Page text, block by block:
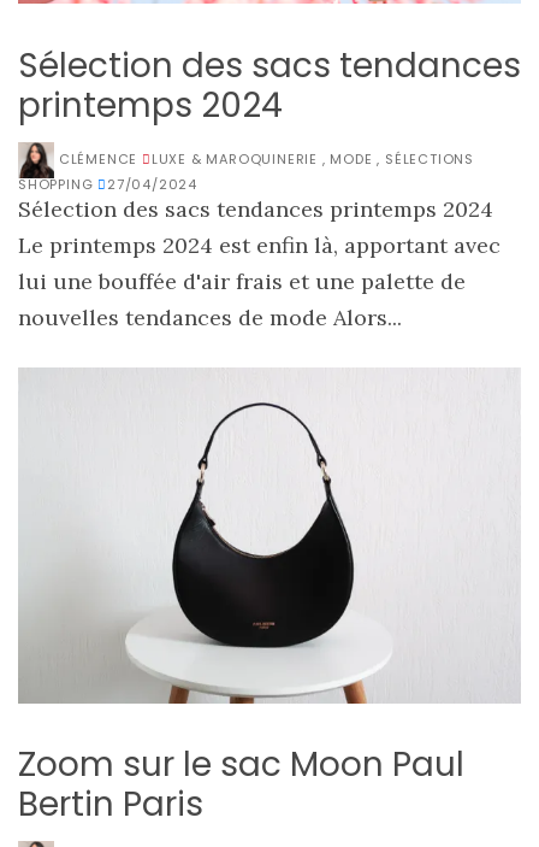
Sélection des sacs tendances
printemps 2024
CLÉMENCE LUXE & MAROQUINERIE , MODE , SÉLECTIONS
SHOPPING
27/04/2024
Sélection des sacs tendances printemps 2024
Le printemps 2024 est enfin là, apportant avec
lui une bouffée d'air frais et une palette de
nouvelles tendances de mode Alors...
Zoom sur le sac Moon Paul
Bertin Paris